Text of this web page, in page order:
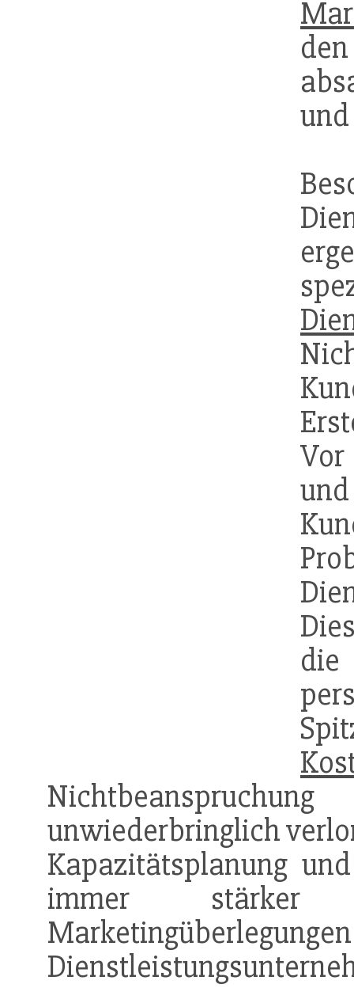
unwiederbringlich
Kapazitätsplanung
immer